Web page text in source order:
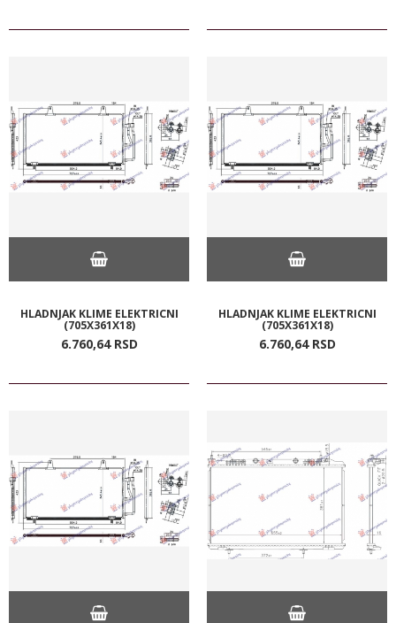
HLADNJAK KLIME ELEKTRICNI
(705X361X18)
6.760,64 RSD
HLADNJAK KLIME ELEKTRICNI
(705X361X18)
6.760,64 RSD